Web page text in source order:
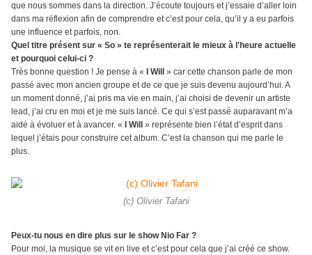
que nous sommes dans la direction. J’écoute toujours et j’essaie d’aller loin
dans ma réflexion afin de comprendre et c’est pour cela, qu’il y a eu parfois
une influence et parfois, non.
Quel titre présent sur « So » te représenterait le mieux à l'heure actuelle
et pourquoi celui-ci ?
Très bonne question ! Je pense à «
I Will » car cette chanson parle de mon
passé avec mon ancien groupe et de ce que je suis devenu aujourd’hui. A
un moment donné, j’ai pris ma vie en main, j’ai choisi de devenir un artiste
lead, j’ai cru en moi et je me suis lancé. Ce qui s’est passé auparavant m’a
aidé à évoluer et à avancer. «
I Will
» représente bien l’état d’esprit dans
lequel j’étais pour construire cet album. C’est la chanson qui me parle le
plus.
(c) Olivier Tafani
Peux-tu nous en dire plus sur le show Nio Far ?
Pour moi, la musique se vit en live et c’est pour cela que j’ai créé ce show.